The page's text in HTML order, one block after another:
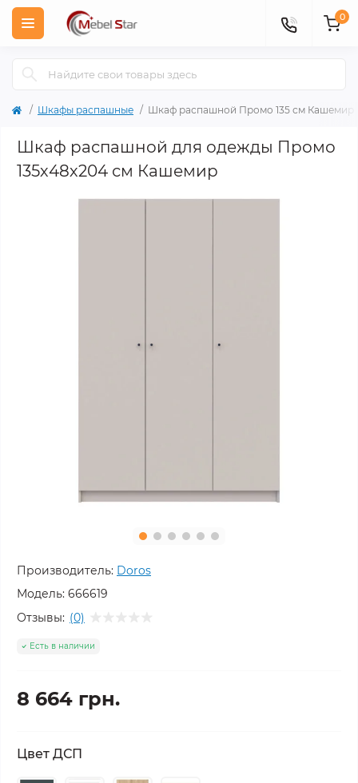
0
Шкафы распашные Шкаф распашной Промо 135 см Кашемир
Шкаф распашной для одежды Промо
135х48х204 см Кашемир
Производитель: Doros
Модель: 666619
Отзывы: (0)
Есть в наличии
8 664 грн.
Цвет ДСП